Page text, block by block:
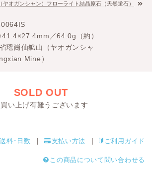
オガンシャン）フローライト結晶原石（天然蛍石）
／64.0g（約）
瑶崗仙鉱山（ヤオガンシャ
Mine）
SOLD OUT
い上げ有難うございます
送料･日数 支払い方法 ご利用ガイド
この商品について問い合わせる